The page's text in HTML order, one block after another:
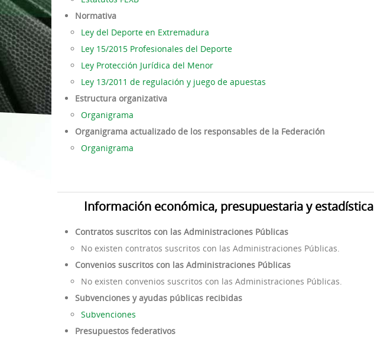
3x3
Copa de Extremadura
Normativa
Ley del Deporte en Extremadura
Ley 15/2015 Profesionales del Deporte
Ley Protección Jurídica del Menor
Ley 13/2011 de regulación y juego de apuestas
Estructura organizativa
Organigrama
Organigrama actualizado de los responsables de la Federación
Organigrama
Información económica, presupuestaria y estadística
Contratos suscritos con las Administraciones Públicas
No existen contratos suscritos con las Administraciones Públicas.
Convenios suscritos con las Administraciones Públicas
No existen convenios suscritos con las Administraciones Públicas.
Subvenciones y ayudas públicas recibidas
Subvenciones
Presupuestos federativos